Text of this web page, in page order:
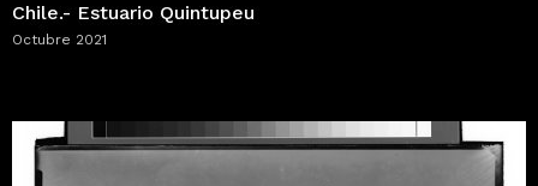
Chile.- Estuario Quintupeu
Octubre 2021